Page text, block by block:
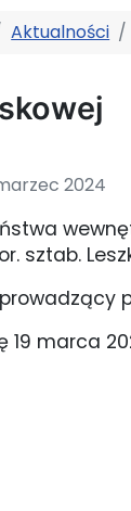
Aktualności
2024
sztab.
19 marca